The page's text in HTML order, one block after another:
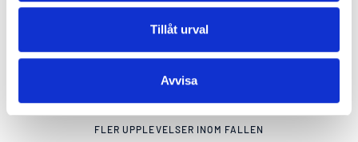
Tillåt urval
Avvisa
KRAFTPROVSRUNDAN
Mellan slussar, fall & folkfest
FLER UPPLEVELSER INOM FALLEN